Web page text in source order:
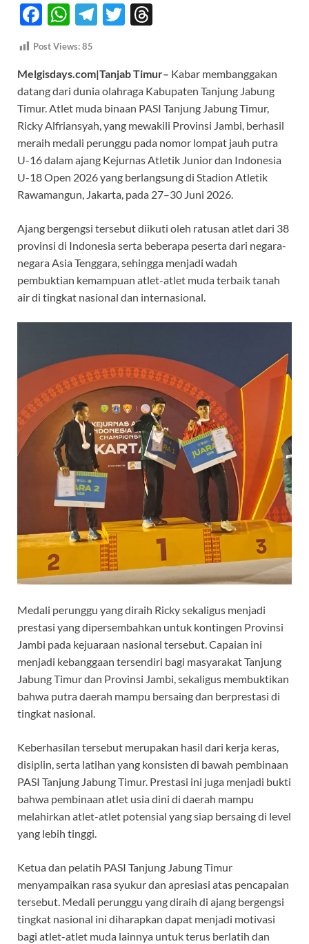
F
ac
e
b
o
o
k
W
at
s
A
p
p
T
gr
a
m
T
er a
ds
Post Views:85
Melgisdays.com|Tanjab Timur– Kabar membanggakan
datang dari dunia olahraga Kabupaten Tanjung Jabung
Timur. Atlet muda binaan PASI Tanjung Jabung Timur,
Ricky Alfriansyah, yang mewakili Provinsi Jambi, berhasil
meraih medali perunggu pada nomor lompat jauh putra
U-16 dalam ajang Kejurnas Atletik Junior dan Indonesia
U-18 Open 2026 yang berlangsung di Stadion Atletik
Rawamangun, Jakarta, pada 27–30 Juni 2026.
Ajang bergengsi tersebut diikuti oleh ratusan atlet dari 38
provinsi di Indonesia serta beberapa peserta dari negara-
negara Asia Tenggara, sehingga menjadi wadah
pembuktian kemampuan atlet-atlet muda terbaik tanah
air di tingkat nasional dan internasional.
Medali perunggu yang diraih Ricky sekaligus menjadi
prestasi yang dipersembahkan untuk kontingen Provinsi
Jambi pada kejuaraan nasional tersebut. Capaian ini
menjadi kebanggaan tersendiri bagi masyarakat Tanjung
Jabung Timur dan Provinsi Jambi, sekaligus membuktikan
bahwa putra daerah mampu bersaing dan berprestasi di
tingkat nasional.
Keberhasilan tersebut merupakan hasil dari kerja keras,
disiplin, serta latihan yang konsisten di bawah pembinaan
PASI Tanjung Jabung Timur. Prestasi ini juga menjadi bukti
bahwa pembinaan atlet usia dini di daerah mampu
melahirkan atlet-atlet potensial yang siap bersaing di level
yang lebih tinggi.
Ketua dan pelatih PASI Tanjung Jabung Timur
menyampaikan rasa syukur dan apresiasi atas pencapaian
tersebut. Medali perunggu yang diraih di ajang bergengsi
tingkat nasional ini diharapkan dapat menjadi motivasi
bagi atlet-atlet muda lainnya untuk terus berlatih dan